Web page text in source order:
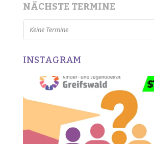
NÄCHSTE TERMINE
Keine Termine
INSTAGRAM